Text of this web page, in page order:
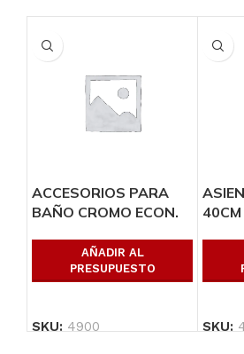
ACCESORIOS PARA
BAÑO CROMO ECON.
AÑADIR AL
PRESUPUESTO
SKU: 4900 SKU: